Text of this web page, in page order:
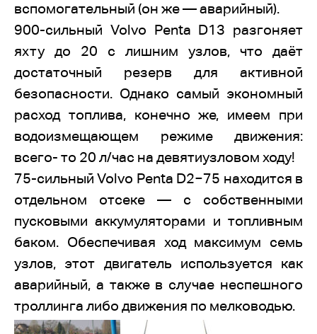
вспомогательный (он же — аварийный).
900-сильный Volvo Penta D13 разгоняет
яхту до 20 с лишним узлов, что даёт
достаточный резерв для активной
безопасности. Однако самый экономный
расход топлива, конечно же, имеем при
водоизмещающем режиме движения:
всего- то 20 л/час на девятиузловом ходу!
75-сильный Volvo Penta D2−75 находится в
отдельном отсеке — с собственными
пусковыми аккумуляторами и топливным
баком. Обеспечивая ход максимум семь
узлов, этот двигатель используется как
аварийный, а также в случае неспешного
троллинга либо движения по мелководью.